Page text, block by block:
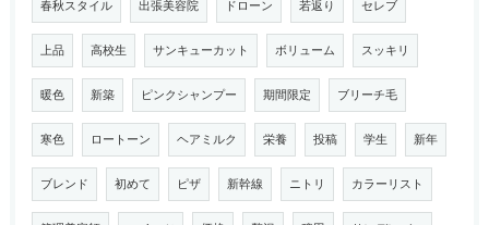
春秋スタイル 出張美容院 ドローン 若返り セレブ
上品 高校生 サンキューカット ボリューム スッキリ
暖色 新築 ピンクシャンプー 期間限定 ブリーチ毛
寒色 ロートーン ヘアミルク 栄養 投稿 学生 新年
ブレンド 初めて ピザ 新幹線 ニトリ カラーリスト